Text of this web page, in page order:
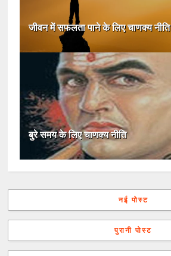
जीवन में सफलता पाने के लिए चाणक्य नीति
बुरे समय के लिए चाणक्य नीति
नई पोस्ट
पुरानी पोस्ट